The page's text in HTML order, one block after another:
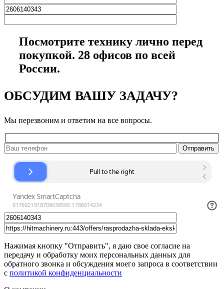
Посмотрите технику лично перед
покупкой. 28 офисов по всей
России.
ОБСУДИМ ВАШУ ЗАДАЧУ?
Мы перезвоним и ответим на все вопросы.
Нажимая кнопку "Отправить", я даю свое согласие на
передачу и обработку моих персональных данных для
обратного звонка и обсуждения моего запроса в соответствии
с политикой конфиденциальности